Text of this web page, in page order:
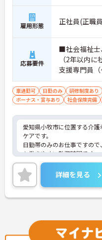
雇用形態 正社員(正職
応募要件
■社会福祉士
（2年以内
支援専門員
の資格 ■普
■業務経験あ
車通勤可 日勤のみ 研修制度あり
ボーナス・賞与あり
社会保険完備
愛知県小牧市に位置する介
ケアです。
日勤帯のみのお仕事ですの
も働きやすい勤務時間でオス
マイカー通勤が可能なため
ご興味をお持ちの方はお気軽
い。
詳細を見る